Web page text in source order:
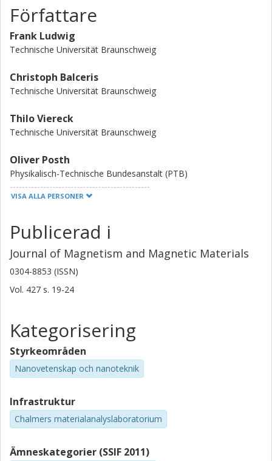
Författare
Frank Ludwig
Technische Universität Braunschweig
Christoph Balceris
Technische Universität Braunschweig
Thilo Viereck
Technische Universität Braunschweig
Oliver Posth
Physikalisch-Technische Bundesanstalt (PTB)
Uwe Steinhoff
Helena Gavilan
Consejo Superior de Investigaciones Científicas (CSIC)
Rocio Costo
Lunjie Zeng
Chalmers, Fysik, Eva Olsson Group
Forskning Andra publikationer
Chalmers, Fysik, Eva Olsson Group
Forskning Andra publikationer
Christian Jonasson
VISA ALLA PERSONER
Publicerad i
Journal of Magnetism and Magnetic Materials
0304-8853 (ISSN)
Vol. 427 s. 19-24
Kategorisering
Styrkeområden
Nanovetenskap och nanoteknik
Infrastruktur
Chalmers materialanalyslaboratorium
Ämneskategorier (SSIF 2011)